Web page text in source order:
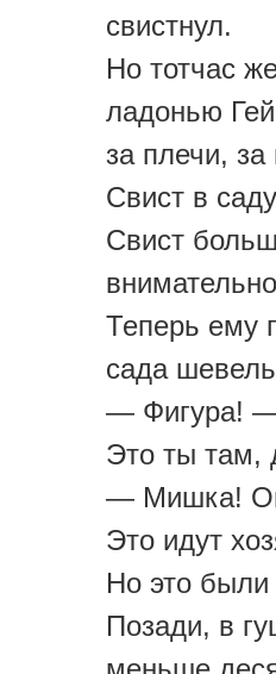
свистнул.
Но тотчас
ладонью
за плечи, за
Свист в
Свист
Теперь ему
сада
— Фигура! —
Это ты там,
— Мишка!
Это идут
Но это были
Позади, в